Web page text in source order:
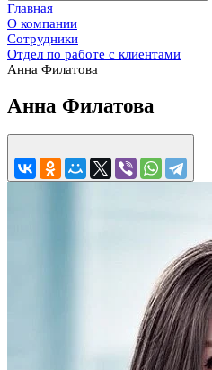
Главная
О компании
Сотрудники
Отдел по работе с клиентами
Анна Филатова
Анна Филатова